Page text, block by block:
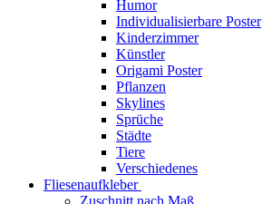
Humor
Individualisierbare Poster
Kinderzimmer
Künstler
Origami Poster
Pflanzen
Skylines
Sprüche
Städte
Tiere
Verschiedenes
Fliesenaufkleber
Zuschnitt nach Maß